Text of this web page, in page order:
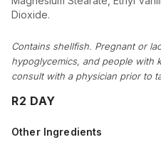
Dioxide.
Contains shellfish. Pregnant or
hypoglycemics, and people with
consult with a physician prior to
R2 DAY
Other Ingredients